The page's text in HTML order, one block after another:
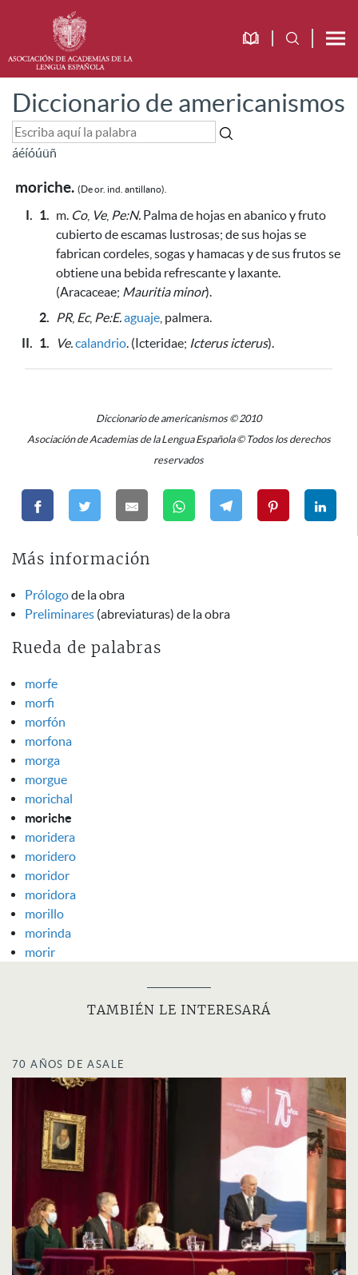
Diccionario de americanismos
áéíóúüñ
moriche. (De or. ind. antillano).
I. 1. m. Co, Ve, Pe:N. Palma de hojas en abanico y fruto
cubierto de escamas lustrosas; de sus hojas se
fabrican cordeles, sogas y hamacas y de sus frutos se
obtiene una bebida refrescante y laxante.
(Aracaceae; Mauritia minor).
2.
PR, Ec, Pe:E.aguaje , palmera.
II. 1. Ve.calandrio. (Icteridae; Icterus icterus).
Diccionario de americanismos © 2010
Asociación de Academias de la Lengua Española © Todos los derechos
reservados
Más información
Prólogode la obra
Preliminares (abreviaturas) de la obra
Rueda de palabras
morfe
morfi
morfón
morfona
morga
morgue
morichal
moriche
moridera
moridero
moridor
moridora
morillo
morinda
morir
TAMBIÉN LE INTERESARÁ
70 AÑOS DE ASALE